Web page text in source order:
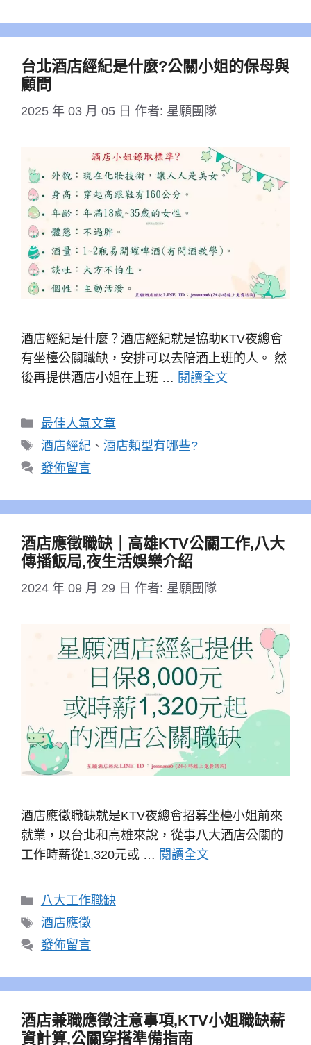
台北酒店經紀是什麼?公關小姐的保母與
顧問
2025 年 03 月 05 日 作者: 星願團隊
酒店經紀是什麼？酒店經紀就是協助KTV夜總會
有坐檯公關職缺，安排可以去陪酒上班的人。 然
後再提供酒店小姐在上班 … 閱讀全文
分
類
最佳人氣文章
標
籤
酒店經紀、 酒店類型有哪些?
發佈留言
酒店應徵職缺｜高雄KTV公關工作,八大
傳播飯局,夜生活娛樂介紹
2024 年 09 月 29 日 作者: 星願團隊
酒店應徵職缺就是KTV夜總會招募坐檯小姐前來
就業，以台北和高雄來說，從事八大酒店公關的
工作時薪從1,320元或 … 閱讀全文
分
類
八大工作職缺
標
籤
酒店應徵
發佈留言
酒店兼職應徵注意事項,KTV小姐職缺薪
資計算,公關穿搭準備指南